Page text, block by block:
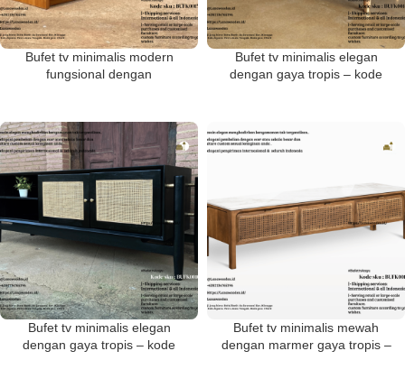
Bufet tv minimalis modern
fungsional dengan
Bufet tv minimalis elegan
dengan gaya tropis – kode
Bufet tv minimalis elegan
dengan gaya tropis – kode
Bufet tv minimalis mewah
dengan marmer gaya tropis –